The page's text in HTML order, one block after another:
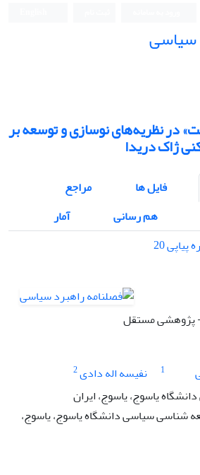
سیاسی
در نظریه‌های نوسازی و توسعه بر
ژاک دریدا
فایل ها
مراجع
هم رسانی
آمار
پژوهشی مستقل
1 نفیسه اله دادی2
یاسوج، یاسوج، ایران
شناسی سیاسی دانشگاه یاسوج، یاسوج،